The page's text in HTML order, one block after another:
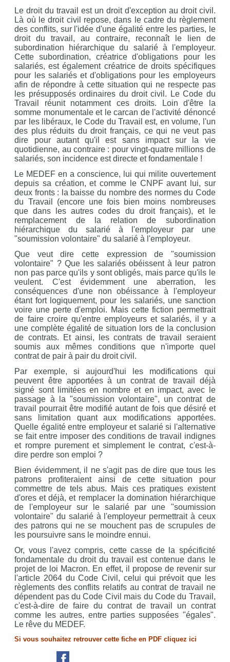
Le droit du travail est un droit d'exception au droit civil.
Là où le droit civil repose, dans le cadre du règlement
des conflits, sur l'idée d'une égalité entre les parties, le
droit du travail, au contraire, reconnaît le lien de
subordination hiérarchique du salarié à l'employeur.
Cette subordination, créatrice d'obligations pour les
salariés, est également créatrice de droits spécifiques
pour les salariés et d'obligations pour les employeurs
afin de répondre à cette situation qui ne respecte pas
les présupposés ordinaires du droit civil. Le Code du
Travail réunit notamment ces droits. Loin d'être la
somme monumentale et le carcan de l'activité dénoncé
par les libéraux, le Code du Travail est, en volume, l'un
des plus réduits du droit français, ce qui ne veut pas
dire pour autant qu'il est sans impact sur la vie
quotidienne, au contraire : pour vingt-quatre millions de
salariés, son incidence est directe et fondamentale !
Le MEDEF en a conscience, lui qui milite ouvertement
depuis sa création, et comme le CNPF avant lui, sur
deux fronts : la baisse du nombre des normes du Code
du Travail (encore une fois bien moins nombreuses
que dans les autres codes du droit français), et le
remplacement de la relation de subordination
hiérarchique du salarié à l'employeur par une
"soumission volontaire" du salarié à l'employeur.
Que veut dire cette expression de "soumission
volontaire" ? Que les salariés obéissent à leur patron
non pas parce qu'ils y sont obligés, mais parce qu'ils le
veulent. C'est évidemment une aberration, les
conséquences d'une non obéissance à l'employeur
étant fort logiquement, pour les salariés, une sanction
voire une perte d'emploi. Mais cette fiction permettrait
de faire croire qu'entre employeurs et salariés, il y a
une complète égalité de situation lors de la conclusion
de contrats. Et ainsi, les contrats de travail seraient
soumis aux mêmes conditions que n'importe quel
contrat de pair à pair du droit civil.
Par exemple, si aujourd'hui les modifications qui
peuvent être apportées à un contrat de travail déjà
signé sont limitées en nombre et en impact, avec le
passage à la "soumission volontaire", un contrat de
travail pourrait être modifié autant de fois que désiré et
sans limitation quant aux modifications apportées.
Quelle égalité entre employeur et salarié si l'alternative
se fait entre imposer des conditions de travail indignes
et rompre purement et simplement le contrat, c'est-à-
dire perdre son emploi ?
Bien évidemment, il ne s'agit pas de dire que tous les
patrons profiteraient ainsi de cette situation pour
commettre de tels abus. Mais ces pratiques existent
d'ores et déjà, et remplacer la domination hiérarchique
de l'employeur sur le salarié par une "soumission
volontaire" du salarié à l'employeur permettrait à ceux
des patrons qui ne se mouchent pas de scrupules de
les poursuivre sans le moindre ennui.
Or, vous l'avez compris, cette casse de la spécificité
fondamentale du droit du travail est contenue dans le
projet de loi Macron. En effet, il propose de revenir sur
l'article 2064 du Code Civil, celui qui prévoit que les
règlements des conflits relatifs au contrat de travail ne
dépendent pas du Code Civil mais du Code du Travail,
c'est-à-dire de faire du contrat de travail un contrat
comme les autres, entre parties supposées "égales".
Le rêve du MEDEF.
Si vous souhaitez retrouver cette fiche en PDF cliquez ici